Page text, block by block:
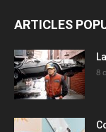
ARTICLES
8